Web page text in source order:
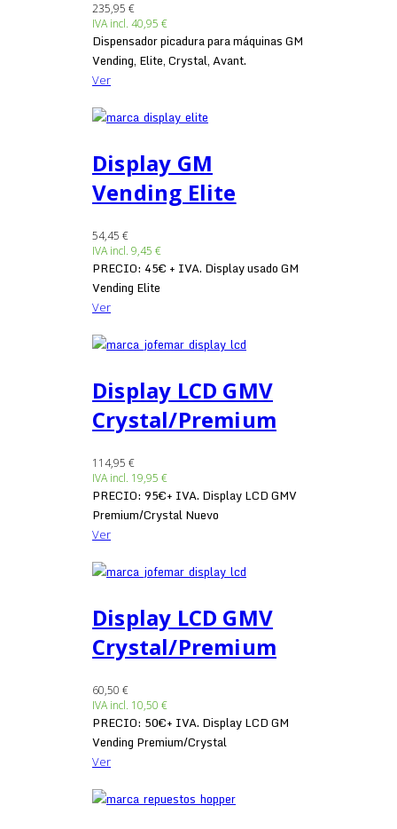
235,95 €
IVA incl. 40,95 €
Dispensador picadura para máquinas GM
Vending, Elite, Crystal, Avant.
Ver
Display GM
Vending Elite
54,45 €
IVA incl. 9,45 €
PRECIO: 45€ + IVA. Display usado GM
Vending Elite
Ver
Display LCD GMV
Crystal/Premium
114,95 €
IVA incl. 19,95 €
PRECIO: 95€+ IVA. Display LCD GMV
Premium/Crystal Nuevo
Ver
Display LCD GMV
Crystal/Premium
60,50 €
IVA incl. 10,50 €
PRECIO: 50€+ IVA. Display LCD GM
Vending Premium/Crystal
Ver